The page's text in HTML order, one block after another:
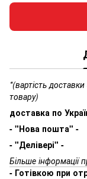
*(вартість
товару)
доставка по
- "Нова пошта" -
- "Делівері" -
Більше інформації
- Готівкою при